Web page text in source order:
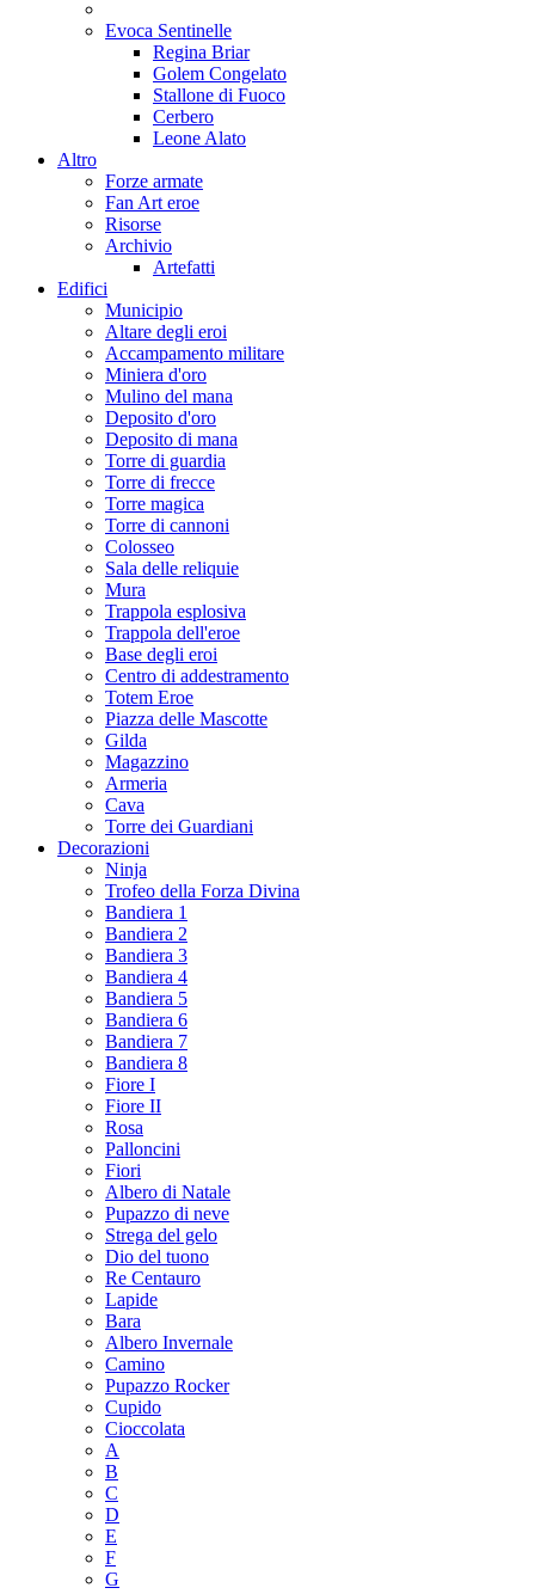
Evoca Sentinelle
Regina Briar
Golem Congelato
Stallone di Fuoco
Cerbero
Leone Alato
Altro
Forze armate
Fan Art eroe
Risorse
Archivio
Artefatti
Edifici
Municipio
Altare degli eroi
Accampamento militare
Miniera d'oro
Mulino del mana
Deposito d'oro
Deposito di mana
Torre di guardia
Torre di frecce
Torre magica
Torre di cannoni
Colosseo
Sala delle reliquie
Mura
Trappola esplosiva
Trappola dell'eroe
Base degli eroi
Centro di addestramento
Totem Eroe
Piazza delle Mascotte
Gilda
Magazzino
Armeria
Cava
Torre dei Guardiani
Decorazioni
Ninja
Trofeo della Forza Divina
Bandiera 1
Bandiera 2
Bandiera 3
Bandiera 4
Bandiera 5
Bandiera 6
Bandiera 7
Bandiera 8
Fiore I
Fiore II
Rosa
Palloncini
Fiori
Albero di Natale
Pupazzo di neve
Strega del gelo
Dio del tuono
Re Centauro
Lapide
Bara
Albero Invernale
Camino
Pupazzo Rocker
Cupido
Cioccolata
A
B
C
D
E
F
G